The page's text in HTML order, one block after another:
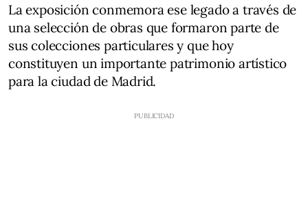
La exposición conmemora ese legado a través de
una selección de obras que formaron parte de
sus colecciones particulares y que hoy
constituyen un importante patrimonio artístico
para la ciudad de Madrid.